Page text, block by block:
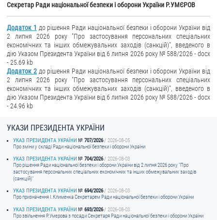
Секретар Ради національної безпеки і оборони України Р.УМЄРОВ
Додаток 1 до рішення Ради національної безпеки і оборони України від
2 липня 2026 року "Про застосування персональних спеціальних
економічних та інших обмежувальних заходів (санкцій)", введеного в
дію Указом Президента України від 6 липня 2026 року № 588/2026 - docx
- 25.69 kb
Додаток 2до рішення Ради національної безпеки і оборони України від
2 липня 2026 року "Про застосування персональних спеціальних
економічних та інших обмежувальних заходів (санкцій)", введеного в
дію Указом Президента України від 6 липня 2026 року № 588/2026 - docx
- 24.96 kb
УКАЗИ ПРЕЗИДЕНТА УКРАЇНИ
УКАЗ ПРЕЗИДЕНТА УКРАЇНИ 707/2026
2026-08-05
Про зміни у складі Ради національної безпеки і оборони України
УКАЗ ПРЕЗИДЕНТА УКРАЇНИ
704/2026
2026-08-03
Про рішення Ради національної безпеки і оборони України від 2 липня 2026 року "Про
застосування персональних спеціальних економічних та інших обмежувальних заходів
(санкцій)"
УКАЗ ПРЕЗИДЕНТА УКРАЇНИ
694/2026
2026-08-03
Про призначення I.Клименка Секретарем Ради національної безпеки і оборони України
УКАЗ ПРЕЗИДЕНТА УКРАЇНИ
693/2026
2026-08-03
Про звільнення Р.Умєрова з посади Секретаря Ради національної безпеки і оборони України